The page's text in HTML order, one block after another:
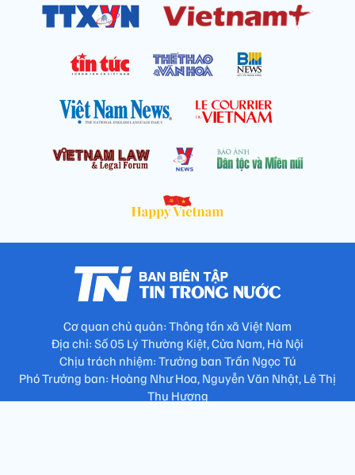
Cơ quan chủ quản: Thông tấn xã Việt Nam
Địa chỉ: Số 05 Lý Thường Kiệt, Cửa Nam, Hà Nội
Chịu trách nhiệm: Trưởng ban Trần Ngọc Tú
Phó Trưởng ban: Hoàng Như Hoa, Nguyễn Văn Nhật, Lê Thị
Thu Hương